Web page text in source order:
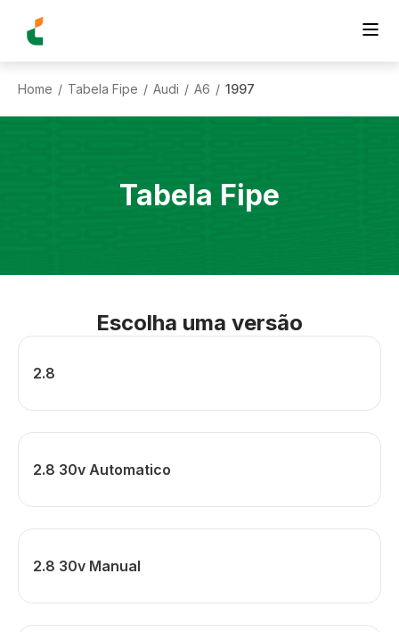
Home / Tabela Fipe / Audi / A6 / 1997
Tabela Fipe
Escolha uma versão
2.8
2.8 30v Automatico
2.8 30v Manual